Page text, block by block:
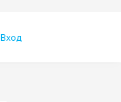
Вход